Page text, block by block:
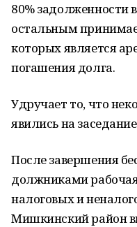
80% задолженности
остальным
которых является
погашения долга.
Удручает то, что
явились на
После завершения
должниками
налоговых и
Мишкинский район